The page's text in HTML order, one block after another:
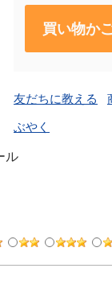
買い物か
友だちに教える
ぶやく
ル